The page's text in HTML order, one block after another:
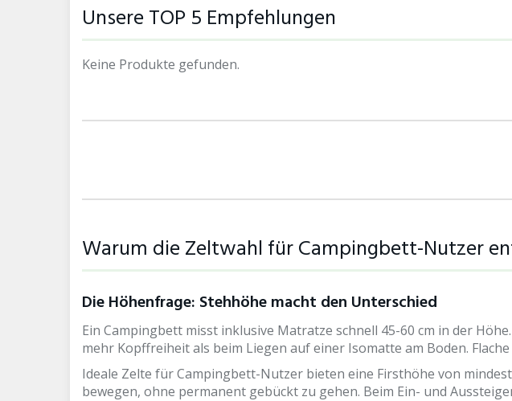
Unsere TOP 5 Empfehlungen
Keine Produkte gefunden.
Warum die Zeltwahl für Campingbett-Nutzer
Die Höhenfrage: Stehhöhe macht den Unterschied
Ein Campingbett misst inklusive Matratze schnell 45-60 cm in der
mehr Kopffreiheit als beim Liegen auf einer Isomatte am Boden.
Ideale Zelte für Campingbett-Nutzer bieten eine Firsthöhe von
bewegen, ohne permanent gebückt zu gehen. Beim Ein- und